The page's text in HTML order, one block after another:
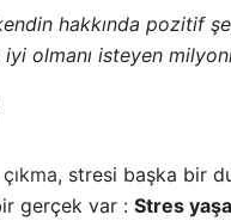
hakkında pozitif
iyi olmanı isteyen
, stresi başka bir
gerçek var : Stres